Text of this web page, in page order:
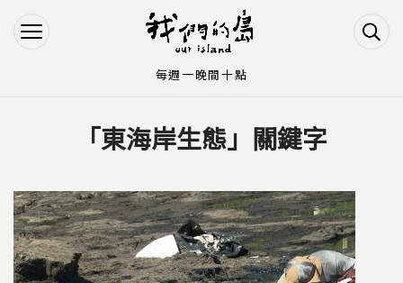
Jump to Navigation
Jump to Main content
「東海岸生態」關鍵字
每週一晚間十點